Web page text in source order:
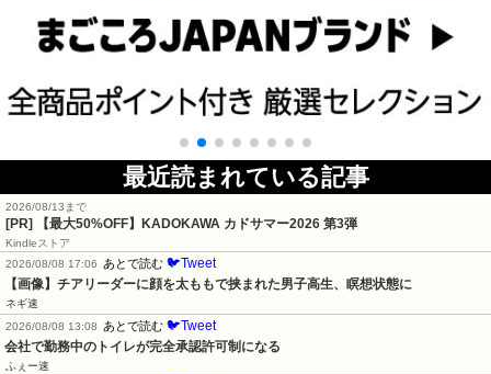
最近読まれている記事
2026/08/13まで
[PR] 【最大50%OFF】KADOKAWA カドサマー2026 第3弾
Kindleストア
2026/08/08 17:06
あとで読む 🐦Tweet
【画像】チアリーダーに顔を太ももで挟まれた男子高生、瞑想状態に
ネギ速
2026/08/08 13:08
あとで読む 🐦Tweet
会社で勤務中のトイレが完全承認許可制になる
ふぇー速